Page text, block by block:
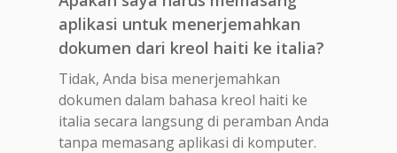
aplikasi untuk menerjemahkan
dokumen dari kreol haiti ke italia?
Tidak, Anda bisa menerjemahkan
dokumen dalam bahasa kreol haiti ke
italia secara langsung di peramban Anda
tanpa memasang aplikasi di komputer.